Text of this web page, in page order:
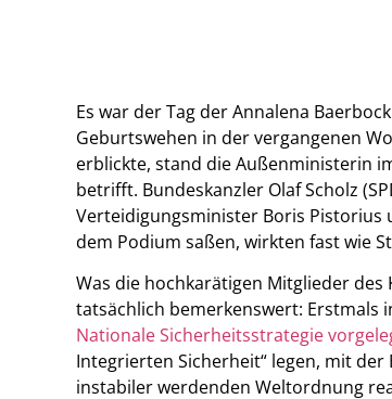
Es war der Tag der Annalena
Geburtswehen in der vergangenen
erblickte, stand die Außenministerin
betrifft. Bundeskanzler Olaf Scholz
Verteidigungsminister Boris Pistorius
dem Podium saßen, wirkten fast wie
Was die hochkarätigen Mitglieder
tatsächlich bemerkenswert: Erstmals
Nationale Sicherheitsstrategie
Integrierten Sicherheit“ legen, mit
instabiler werdenden Weltordnung